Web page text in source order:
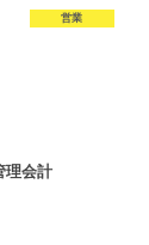
営業
理会計